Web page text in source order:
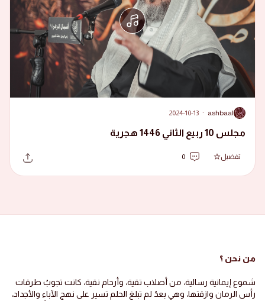
A
ashbaal
·
2024-10-13
مجلس 10 ربيع الثاني 1446 هجرية
تفضيل 0
من نحن ؟
شموع إيمانية رسالية، من أصلاب تقية، وأرحام نقية، كانت تجوبُ طرقات
رأس الرمان وازقتها، وهي بعدُ لم تبلغ الحلم تسير على نهج الآباء والأجداد،